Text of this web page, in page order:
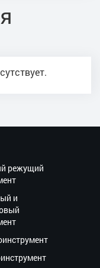
режущий
и